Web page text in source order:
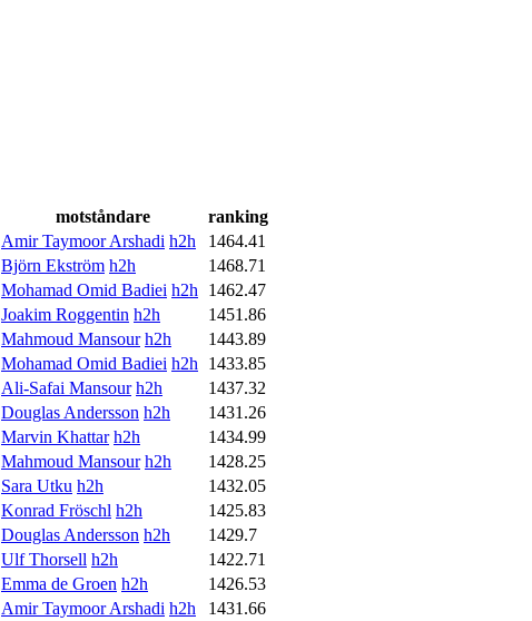
motståndare
ranking
Amir Taymoor Arshadi h2h
1464.41
Björn Ekström h2h
1468.71
Mohamad Omid Badiei h2h
1462.47
Joakim Roggentin h2h
1451.86
Mahmoud Mansour h2h
1443.89
Mohamad Omid Badiei h2h
1433.85
Ali-Safai Mansour h2h
1437.32
Douglas Andersson h2h
1431.26
Marvin Khattar h2h
1434.99
Mahmoud Mansour h2h
1428.25
Sara Utku h2h
1432.05
Konrad Fröschl h2h
1425.83
Douglas Andersson h2h
1429.7
Ulf Thorsell h2h
1422.71
Emma de Groen h2h
1426.53
Amir Taymoor Arshadi h2h
1431.66